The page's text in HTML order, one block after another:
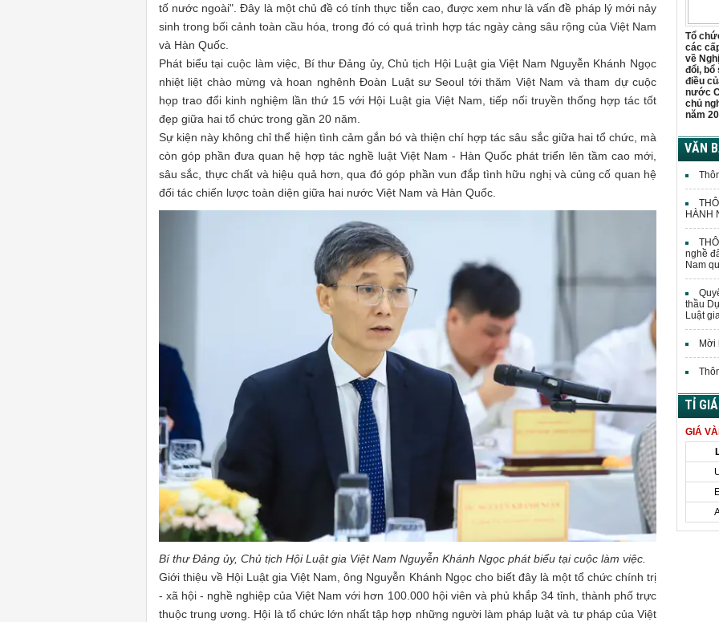
tố nước ngoài". Đây là một chủ đề có tính thực tiễn cao, được xem như là vấn đề pháp lý mới nảy
sinh trong bối cảnh toàn cầu hóa, trong đó có quá trình hợp tác ngày càng sâu rộng của Việt Nam
và Hàn Quốc.
Phát biểu tại cuộc làm việc, Bí thư Đảng ủy, Chủ tịch Hội Luật gia Việt Nam Nguyễn Khánh Ngọc
nhiệt liệt chào mừng và hoan nghênh Đoàn Luật sư Seoul tới thăm Việt Nam và tham dự cuộc
họp trao đổi kinh nghiệm lần thứ 15 với Hội Luật gia Việt Nam, tiếp nối truyền thống hợp tác tốt
đẹp giữa hai tổ chức trong gần 20 năm.
Sự kiện này không chỉ thể hiện tình cảm gắn bó và thiện chí hợp tác sâu sắc giữa hai tổ chức, mà
còn góp phần đưa quan hệ hợp tác nghề luật Việt Nam - Hàn Quốc phát triển lên tầm cao mới,
sâu sắc, thực chất và hiệu quả hơn, qua đó góp phần vun đắp tình hữu nghị và củng cố quan hệ
đối tác chiến lược toàn diện giữa hai nước Việt Nam và Hàn Quốc.
Bí thư Đảng ủy, Chủ tịch Hội Luật gia Việt Nam Nguyễn Khánh Ngọc phát biểu tại cuộc làm việc.
Giới thiệu về Hội Luật gia Việt Nam, ông Nguyễn Khánh Ngọc cho biết đây là một tổ chức chính trị
- xã hội - nghề nghiệp của Việt Nam với hơn 100.000 hội viên và phủ khắp 34 tỉnh, thành phố trực
thuộc trung ương. Hội là tổ chức lớn nhất tập hợp những người làm pháp luật và tư pháp của Việt
Tổ
các
về
đổi, bổ
điều
nước
chủ
năm
VĂN
HÀNH
nghề
Nam
thầu
Luật
Mời
TỈ
GIÁ